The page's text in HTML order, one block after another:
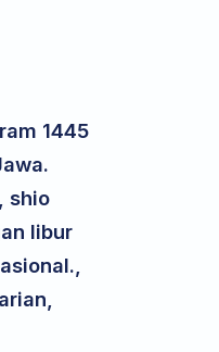
1445
shio
libur